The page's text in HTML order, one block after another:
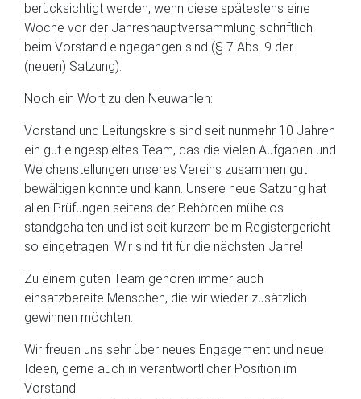
berücksichtigt werden, wenn diese spätestens eine
Woche vor der Jahreshauptversammlung schriftlich
beim Vorstand eingegangen sind (§ 7 Abs. 9 der
(neuen) Satzung).
Noch ein Wort zu den Neuwahlen:
Vorstand und Leitungskreis sind seit nunmehr 10 Jahren
ein gut eingespieltes Team, das die vielen Aufgaben und
Weichenstellungen unseres Vereins zusammen gut
bewältigen konnte und kann. Unsere neue Satzung hat
allen Prüfungen seitens der Behörden mühelos
standgehalten und ist seit kurzem beim Registergericht
so eingetragen. Wir sind fit für die nächsten Jahre!
Zu einem guten Team gehören immer auch
einsatzbereite Menschen, die wir wieder zusätzlich
gewinnen möchten.
Wir freuen uns sehr über neues Engagement und neue
Ideen, gerne auch in verantwortlicher Position im
Vorstand.